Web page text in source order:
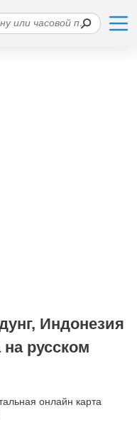
Индонезия
на русском
онлайн карта